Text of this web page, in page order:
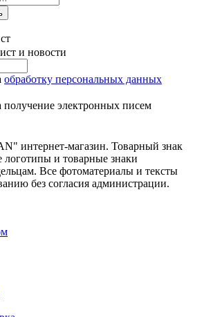
и новости
обработку персональных данных
получение электронных писем
интернет-магазин. Товарный знак
логотипы и товарные знаки
Все фотоматериалы и тексты
без согласия администрации.